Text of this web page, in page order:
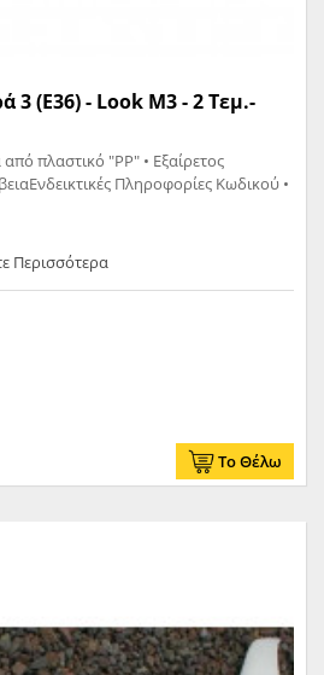
3 (E36) - Look M3 - 2 Τεμ.-
πλαστικό "PP" • Εξαίρετος
Πληροφορίες Κωδικού •
Περισσότερα
Το Θέλω